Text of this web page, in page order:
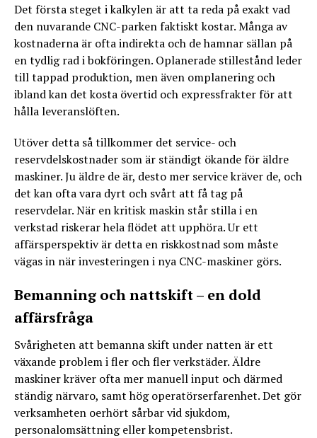
Det första steget i kalkylen är att ta reda på exakt vad
den nuvarande CNC-parken faktiskt kostar. Många av
kostnaderna är ofta indirekta och de hamnar sällan på
en tydlig rad i bokföringen. Oplanerade stillestånd leder
till tappad produktion, men även omplanering och
ibland kan det kosta övertid och expressfrakter för att
hålla leveranslöften.
Utöver detta så tillkommer det service- och
reservdelskostnader som är ständigt ökande för äldre
maskiner. Ju äldre de är, desto mer service kräver de, och
det kan ofta vara dyrt och svårt att få tag på
reservdelar. När en kritisk maskin står stilla i en
verkstad riskerar hela flödet att upphöra. Ur ett
affärsperspektiv är detta en riskkostnad som måste
vägas in när investeringen i nya CNC-maskiner görs.
Bemanning och nattskift – en dold
affärsfråga
Svårigheten att bemanna skift under natten är ett
växande problem i fler och fler verkstäder. Äldre
maskiner kräver ofta mer manuell input och därmed
ständig närvaro, samt hög operatörserfarenhet. Det gör
verksamheten oerhört sårbar vid sjukdom,
personalomsättning eller kompetensbrist.